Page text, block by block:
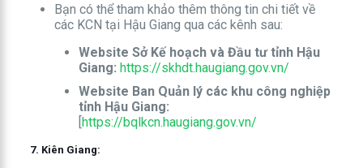
Bạn có thể tham khảo thêm thông tin chi tiết về
các KCN tại Hậu Giang qua các kênh sau:
Website Sở Kế hoạch và Đầu tư tỉnh Hậu
Giang: https://skhdt.haugiang.gov.vn/
Website Ban Quản lý các khu công nghiệp
tỉnh Hậu Giang:
[https://bqlkcn.haugiang.gov.vn/
7. Kiên Giang: